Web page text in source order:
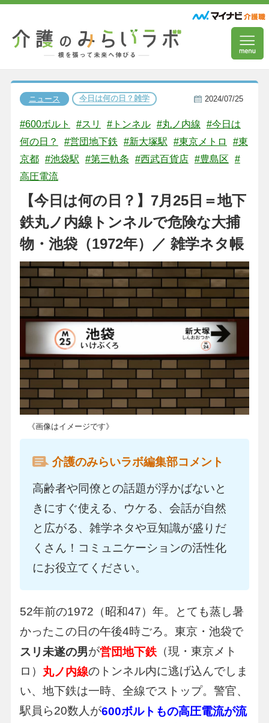
ニュース 今日は何の日？雑学 2024/07/25
#600ボルト #スリ #トンネル #丸ノ内線
#今日は
何の日？
#営団地下鉄 #新大塚駅 #東京メトロ
#東
京都 #池袋駅 #第三軌条 #西武百貨店 #豊島区
#
高圧電流
【今日は何の日？】7月25日＝地下
鉄丸ノ内線トンネルで危険な大捕
物・池袋（1972年）／ 雑学ネタ帳
《画像はイメージです》
介護のみらいラボ編集部コメント
高齢者や同僚との話題が浮かばないと
きにすぐ使える、ウケる、会話が自然
と広がる、雑学ネタや豆知識が盛りだ
くさん！コミュニケーションの活性化
にお役立てください。
52年前の1972（昭和47）年。とても蒸し暑
かったこの日の午後4時ごろ。東京・池袋で
スリ未遂の男が営団地下鉄（現・東京メト
ロ） 丸ノ内線のトンネル内に逃げ込んでしま
い、地下鉄は一時、全線でストップ。警官、
駅員ら20数人が600ボルトもの高圧電流が流